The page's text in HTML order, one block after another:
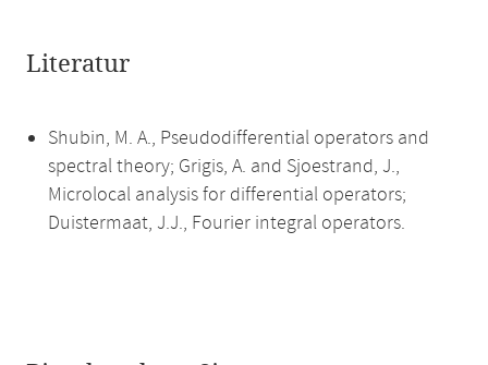
Literatur
Shubin, M. A., Pseudodifferential operators and
spectral theory; Grigis, A. and Sjoestrand, J.,
Microlocal analysis for differential operators;
Duistermaat, J.J., Fourier integral operators.